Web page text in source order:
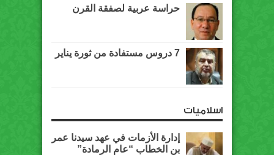
حراسة عربية لصفقة القرن
7 دروس مستفادة من ثورة يناير
اسلاميات
إدارة الأزمات في عهد سيدنا عمر
بن الخطاب “عام الرمادة”